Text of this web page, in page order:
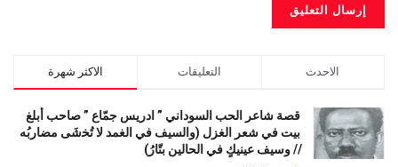
الاكثر شهرة التعليقات الاحدث
قصة شاعر الحب السوداني ” ادريس جمّاع ” صاحب أبلغ
بيت في شعر الغزل (وﺍﻟﺴﻴﻒ ﻓﻲ الغمد ﻻ ﺗُﺨشَى مضاربُه
// ﻭﺳﻴﻒ ﻋﻴﻨﻴﻚٍ ﻓﻲ ﺍﻟﺤﺎﻟﻴﻦ ﺑﺘّﺎﺭُ)